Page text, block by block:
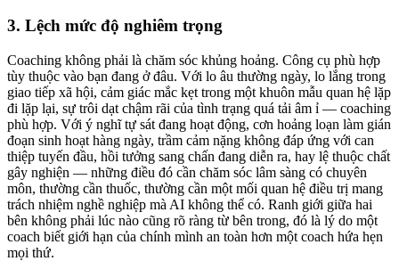
3. Lệch mức độ nghiêm trọng
Coaching không phải là chăm sóc khủng hoảng. Công cụ phù hợp
tùy thuộc vào bạn đang ở đâu. Với lo âu thường ngày, lo lắng trong
giao tiếp xã hội, cảm giác mắc kẹt trong một khuôn mẫu quan hệ lặp
đi lặp lại, sự trôi dạt chậm rãi của tình trạng quá tải âm ỉ — coaching
phù hợp. Với ý nghĩ tự sát đang hoạt động, cơn hoảng loạn làm gián
đoạn sinh hoạt hàng ngày, trầm cảm nặng không đáp ứng với can
thiệp tuyến đầu, hồi tưởng sang chấn đang diễn ra, hay lệ thuộc chất
gây nghiện — những điều đó cần chăm sóc lâm sàng có chuyên
môn, thường cần thuốc, thường cần một mối quan hệ điều trị mang
trách nhiệm nghề nghiệp mà AI không thể có. Ranh giới giữa hai
bên không phải lúc nào cũng rõ ràng từ bên trong, đó là lý do một
coach biết giới hạn của chính mình an toàn hơn một coach hứa hẹn
mọi thứ.